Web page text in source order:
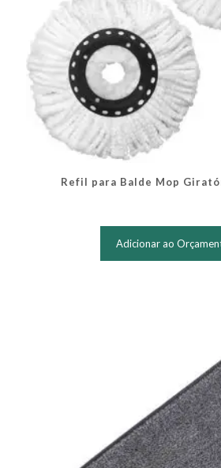
Refil para Balde Mop
Adicionar ao